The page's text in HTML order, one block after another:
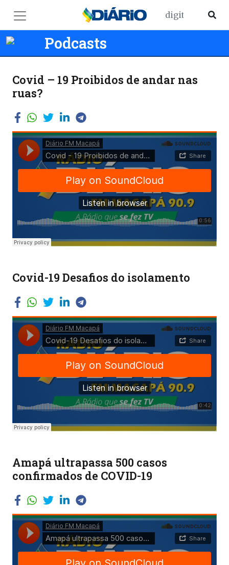
Podcasts
Covid – 19 Proibidos de andar nas
ruas?
Covid-19 Desafios do isolamento
Amapá ultrapassa 500 casos
confirmados de COVID-19